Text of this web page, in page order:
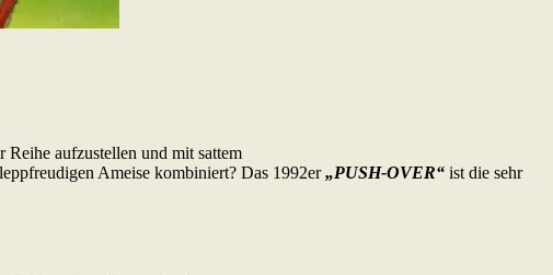
aufzustellen und mit sattem
Ameise kombiniert? Das 1992er„PUSH-OVER“ ist die sehr